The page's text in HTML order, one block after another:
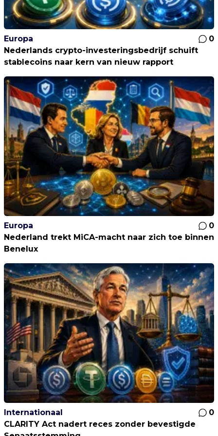
Europa
0
Nederlands crypto-investeringsbedrijf schuift
stablecoins naar kern van nieuw rapport
Europa
0
Nederland trekt MiCA-macht naar zich toe binnen
Benelux
Internationaal
0
CLARITY Act nadert reces zonder bevestigde